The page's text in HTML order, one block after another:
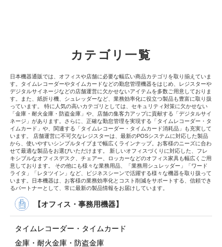
カテゴリ一覧
日本機器通販では、オフィスや店舗に必要な幅広い商品カテゴリを取り揃えていま
す。タイムレコーダーやタイムカードなどの勤怠管理機器をはじめ、レジスターや
デジタルサイネージなどの店舗運営に欠かせないアイテムを多数ご用意しておりま
す。また、紙折り機、シュレッダーなど、業務効率化に役立つ製品も豊富に取り扱
っています。 特に人気の高いカテゴリとしては、セキュリティ対策に欠かせない
「金庫・耐火金庫・防盗金庫」や、店舗の集客力アップに貢献する「デジタルサイ
ネージ」があります。さらに、正確な勤怠管理を実現する「タイムレコーダー・タ
イムカード」や、関連する「タイムレコーダー・タイムカード消耗品」も充実して
います。 店舗運営に不可欠なレジスターは、最新のPOSシステムに対応した製品
から、使いやすいシンプルタイプまで幅広くラインナップ。お客様のニーズに合わ
せて最適な製品をお選びいただけます。 新しいオフィスづくりに対応した、フレ
キシブルなオフィスデスク、チェアー、ロッカーなどのオフィス家具も幅広くご用
意しております。 その他にも様々な業務用品、「業務用シュレッダー」「ワード
ライタ」「レタツイン」など、ビジネスシーンで活躍する様々な機器を取り扱って
います。日本機器は、お客様の業務効率化とコスト削減をサポートする、信頼でき
るパートナーとして、常に最新の製品情報をお届けしています。
【オフィス・事務用機器】
タイムレコーダー・タイムカード
金庫・耐火金庫・防盗金庫